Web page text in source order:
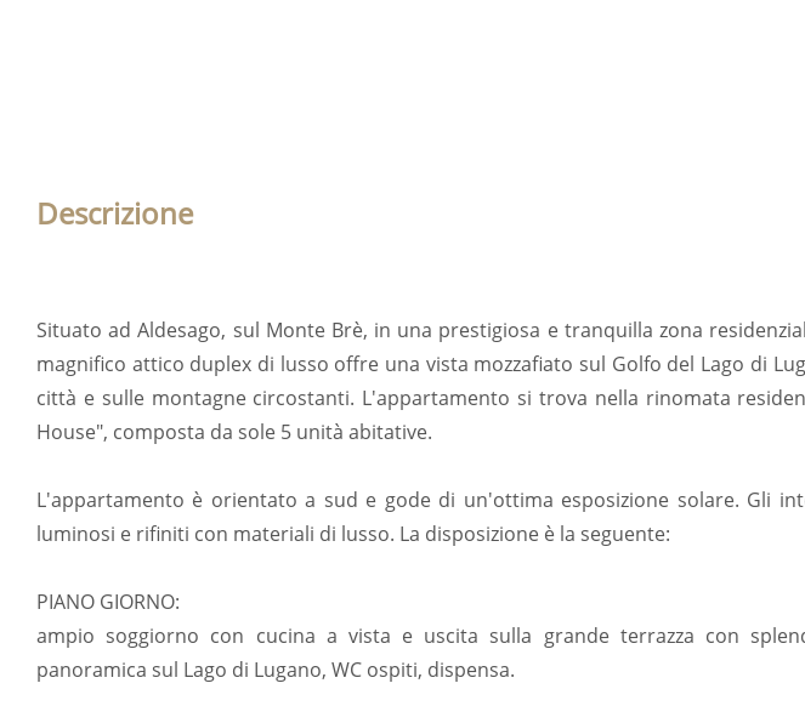
Descrizione
Situato ad Aldesago, sul Monte Brè, in una prestigiosa e tranquilla zona
magnifico attico duplex di lusso offre una vista mozzafiato sul Golfo del Lago di
città e sulle montagne circostanti. L'appartamento si trova nella rinomata
House", composta da sole 5 unità abitative.
L'appartamento è orientato a sud e gode di un'ottima esposizione solare. Gli
luminosi e rifiniti con materiali di lusso. La disposizione è la seguente:
PIANO GIORNO:
ampio soggiorno con cucina a vista e uscita sulla grande terrazza con
panoramica sul Lago di Lugano, WC ospiti, dispensa.